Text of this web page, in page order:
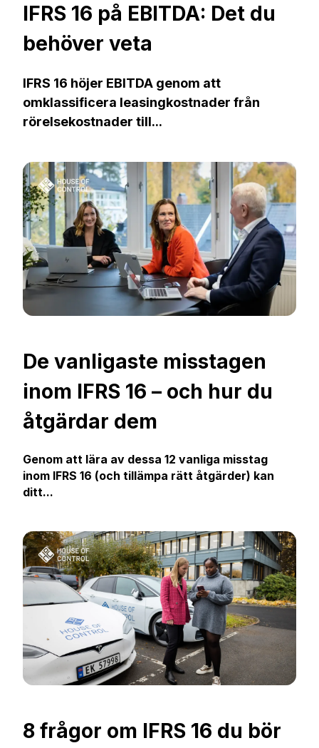
IFRS 16 på EBITDA: Det du
behöver veta
IFRS 16 höjer EBITDA genom att
omklassificera leasingkostnader från
rörelsekostnader till...
De vanligaste misstagen
inom IFRS 16 – och hur du
åtgärdar dem
Genom att lära av dessa 12 vanliga misstag
inom IFRS 16 (och tillämpa rätt åtgärder) kan
ditt...
8 frågor om IFRS 16 du bör